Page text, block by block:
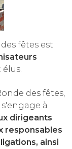
fêtes est
élus.
des fêtes,
à
dirigeants
responsables
ainsi